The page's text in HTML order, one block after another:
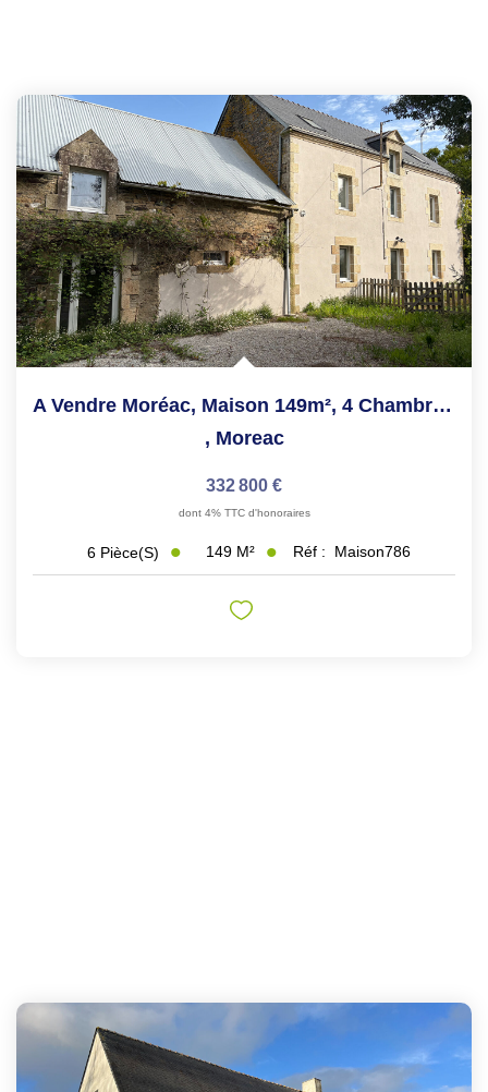
A Vendre Moréac, Maison 149m², 4 Chambres, Dépendances,...
, Moreac
332 800 €
dont 4% TTC d'honoraires
6 Pièce(s) 149 M² Réf : Maison786